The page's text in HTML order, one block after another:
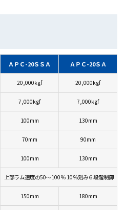
ＡＰＣ-20ＳＳＡ ＡＰＣ-20ＳＡ
20,000kgf 20,000kgf
7,000kgf 7,000kgf
100mm 130mm
70mm 90mm
100mm 130mm
上部ラム速度の50～100％ 10％刻み６段階制御
150mm 180mm